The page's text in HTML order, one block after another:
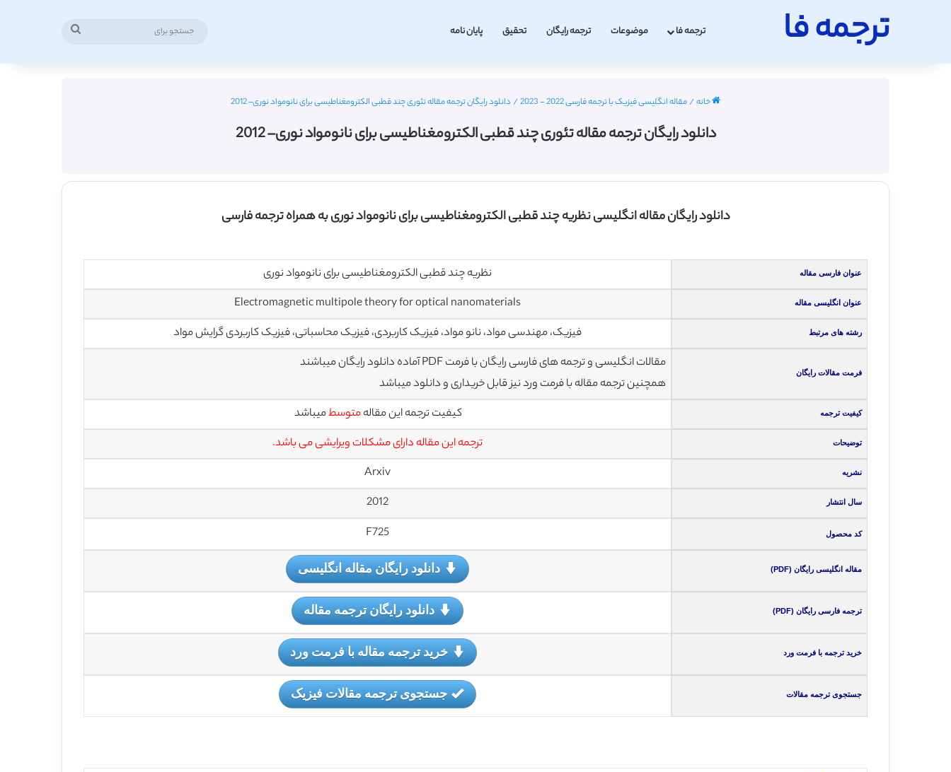
ترجمه فا ترجمه فا موضوعات ترجمه رایگان تحقیق پایان نامه
خانه/مقاله انگلیسی فیزیک با ترجمه فارسی 2022 - 2023 / دانلود رایگان ترجمه مقاله تئوری چند قطبی الکترومغناطیسی برای نانومواد نوری– 2012
دانلود رایگان ترجمه مقاله تئوری چند قطبی الکترومغناطیسی برای نانومواد نوری– 2012
دانلود رایگان مقاله انگلیسی نظریه چند قطبی الکترومغناطیسی برای نانومواد نوری به همراه ترجمه فارسی
عنوان فارسی مقاله نظریه چند قطبی الکترومغناطیسی برای نانومواد نوری
عنوان انگلیسی مقاله Electromagnetic multipole theory for optical nanomaterials
رشته های مرتبط فیزیک، مهندسی مواد، نانو مواد، فیزیک کاربردی، فیزیک محاسباتی، فیزیک کاربردی گرایش مواد
فرمت مقالات رایگان
مقالات انگلیسی و ترجمه های فارسی رایگان با فرمت PDF آماده دانلود رایگان میباشند
همچنین ترجمه مقاله با فرمت ورد نیز قابل خریداری و دانلود میباشد
کیفیت ترجمه کیفیت ترجمه این مقالهمتوسطمیباشد
توضیحات ترجمه این مقاله دارای مشکلات ویرایشی می باشد.
نشریه Arxiv
سال انتشار 2012
کد محصول F725
مقاله انگلیسی رایگان (PDF) دانلود رایگان مقاله انگلیسی
ترجمه فارسی رایگان (PDF) دانلود رایگان ترجمه مقاله
خرید ترجمه با فرمت ورد خرید ترجمه مقاله با فرمت ورد
جستجوی ترجمه مقالات جستجوی ترجمه مقالات فیزیک